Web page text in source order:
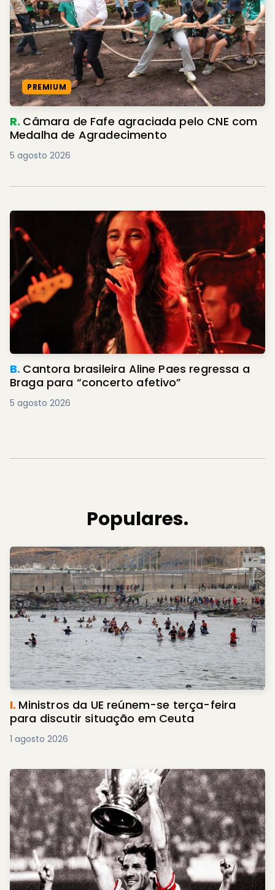
PREMIUM
R. Câmara de Fafe agraciada pelo CNE com
Medalha de Agradecimento
5 agosto 2026
B. Cantora brasileira Aline Paes regressa a
Braga para “concerto afetivo”
5 agosto 2026
Populares.
I. Ministros da UE reúnem-se terça-feira
para discutir situação em Ceuta
1 agosto 2026